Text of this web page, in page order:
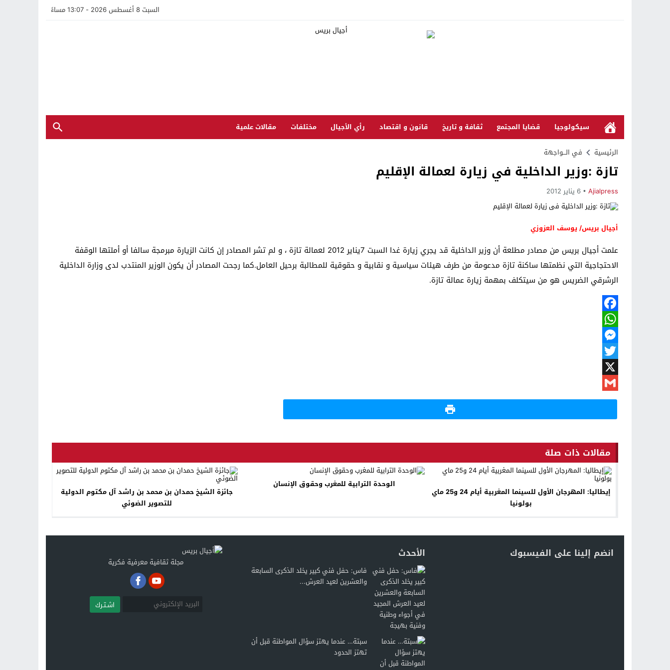
السبت 8 أغسطس 2026 - 13:07 مساءً
سيكولوجيا قضايا المجتمع ثقافة و تاريخ قانون و اقتصاد رأي الأجيال مختلفات مقالات علمية
الرئيسية في الـــواجهة
تازة :وزير الداخلية في زيارة لعمالة الإقليم
Ajialpress 6 يناير 2012
أجيال بريس/ يوسف العزوزي
علمت أجيال بريس من مصادر مطلعة أن وزير الداخلية قد يجري زيارة غدا السبت 7يناير 2012 لعمالة تازة ، و لم تشر المصادر إن كانت الزيارة مبرمجة سالفا أو أملتها الوقفة
الاحتجاجية التي نظمتها ساكنة تازة مدعومة من طرف هيئات سياسية و نقابية و حقوقية للمطالبة برحيل العامل.كما رجحت المصادر أن يكون الوزير المنتدب لدى وزارة الداخلية
الرشرقي الضريس هو من سيتكلف بمهمة زيارة عمالة تازة.
Facebook
WhatsApp
Messenger
Twitter
X
Gmail
مقالات ذات صلة
إيطاليا: المهرجان الأول للسينما المغربية أيام 24 و25 ماي
بولونيا
الوحدة الترابية للمغرب وحقوق الإنسان
جائزة الشيخ حمدان بن محمد بن راشد آل مكتوم الدولية
للتصوير الضوئي
انضم إلينا على الفيسبوك الأحدث
فاس: حفل فني كبير يخلد الذكرى السابعة
والعشرين لعيد العرش...
سبتة… عندما يهتز سؤال المواطنة قبل أن
تهتز الحدود
مجلة ثقافية معرفية فكرية
اشـتـرك